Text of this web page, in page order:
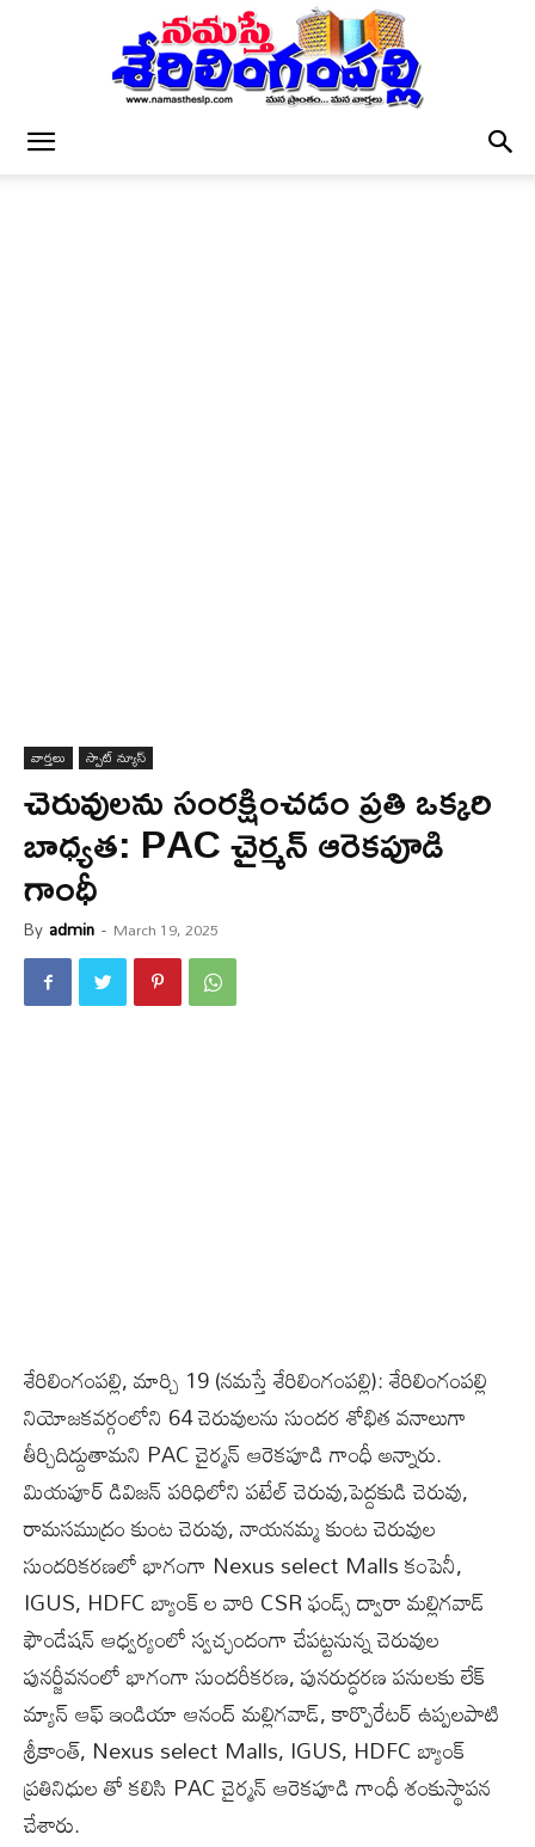
వార్త‌లు స్పాట్ న్యూస్
చెరువుల‌ను సంర‌క్షించ‌డం ప్ర‌తి ఒక్క‌రి
బాధ్య‌త‌: PAC చైర్మన్ ఆరెకపూడి
గాంధీ
By admin - March 19, 2025
శేరిలింగంపల్లి, మార్చి 19 (న‌మ‌స్తే శేరిలింగంపల్లి): శేరిలింగంపల్లి
నియోజకవర్గంలోని 64 చెరువులను సుందర శోభిత వనాలుగా
తీర్చిదిద్దుతామ‌ని PAC చైర్మన్ ఆరెకపూడి గాంధీ అన్నారు.
మియపూర్ డివిజన్ పరిధిలోని పటేల్ చెరువు,పెద్దకుడి చెరువు,
రామసముద్రం కుంట చెరువు, నాయనమ్మ కుంట చెరువుల
సుందరికరణలో భాగంగా Nexus select Malls కంపెనీ,
IGUS, HDFC బ్యాంక్ ల వారి CSR ఫండ్స్ ద్వారా మల్లిగవాడ్
ఫౌండేషన్ ఆధ్వర్యంలో స్వచ్ఛందంగా చేపట్టనున్న చెరువుల
పునర్జీవనంలో భాగంగా సుందరీకరణ, పునరుద్ధరణ పనులకు లేక్
మ్యాన్ ఆఫ్ ఇండియా ఆనంద్ మల్లిగవాడ్, కార్పొరేటర్ ఉప్పలపాటి
శ్రీకాంత్, Nexus select Malls, IGUS, HDFC బ్యాంక్
ప్రతినిధుల తో కలిసి PAC చైర్మన్ ఆరెకపూడి గాంధీ శంకుస్థాపన
చేశారు.